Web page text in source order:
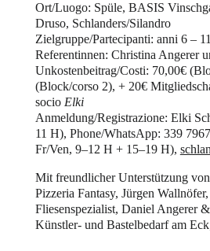
Ort/Luogo: Spüle, BASIS
Druso, Schlanders/Silandro
Zielgruppe/Partecipanti: anni 6 –
Referentinnen: Christina Angerer
Unkostenbeitrag/Costi: 70,00€
(Block/corso 2), + 20€
socio Elki
Anmeldung/Registrazione: Elki
11 H), Phone/WhatsApp: 339
Fr/Ven, 9–12 H + 15–19 H),
Mit freundlicher Unterstützung
Pizzeria Fantasy, Jürgen
Fliesenspezialist, Daniel Angerer
Künstler- und Bastelbedarf am